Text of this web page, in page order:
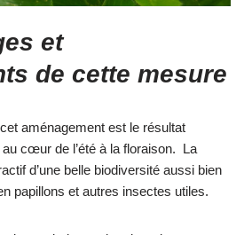
et
de cette mesure
aménagement est le résultat
cœur de l’été à la floraison. La
d’une belle biodiversité aussi bien
papillons et autres insectes utiles.